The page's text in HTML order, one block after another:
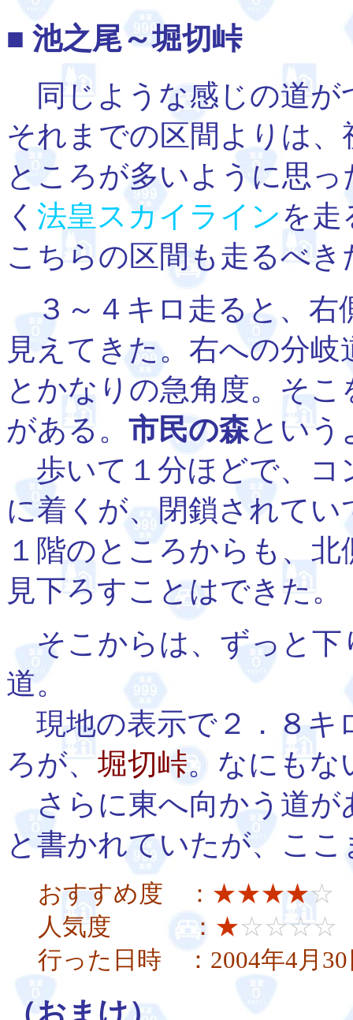
■ 池之尾～堀切峠
同じような感じの道が
それまでの区間よりは、
ところが多いように思
く 法皇スカイラインを走
こちらの区間も走るべき
３～４キロ走ると、右
見えてきた。右への分
とかなりの急角度。そ
がある。 市民の森という
歩いて１分ほどで、コ
に着くが、閉鎖されて
１階のところからも、
見下ろすことはできた。
そこからは、ずっと下
道。
現地の表示で２．８キ
ろが、堀切峠。なにもな
さらに東へ向かう道が
と書かれていたが、こ
おすすめ度 ： ★★★★☆
人気度 ： ★☆☆☆☆
行った日時 ：2004年4月
（おまけ）